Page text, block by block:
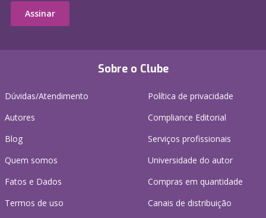
Sobre o Clube
Dúvidas/Atendimento
Autores
Blog
Quem somos
Fatos e Dados
Termos de uso
Política de privacidade
Compliance Editorial
Serviços profissionais
Universidade do autor
Compras em quantidade
Canais de distribuição
Assinar